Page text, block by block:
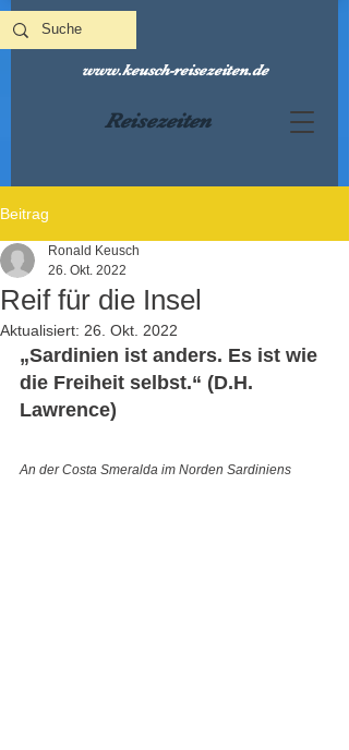
Reisezeiten
www.keusch-reisezeiten.de
Beitrag
Reif für die Insel
Ronald Keusch
26. Okt. 2022
Aktualisiert: 26. Okt. 2022
„Sardinien ist anders. Es ist wie
die Freiheit selbst.“ (D.H.
Lawrence)
An der Costa Smeralda im Norden Sardiniens